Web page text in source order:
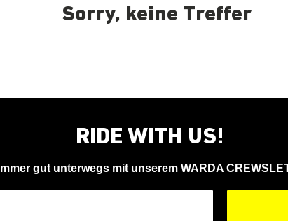
Sorry, keine Treffer
RIDE WITH US!
Immer gut unterwegs mit unserem WARDA